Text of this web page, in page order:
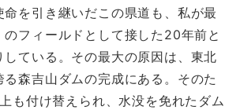
を引き継いだこの県道も、私が最
フィールドとして接した20年前と
している。その最大の原因は、東北
森吉山ダムの完成にある。そのた
も付け替えられ、水没を免れたダム